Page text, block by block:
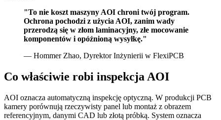
"To nie koszt maszyny AOI chroni twój program.
Ochrona pochodzi z użycia AOI, zanim wady
przerodzą się w złom laminacyjny, złe mocowanie
komponentów i opóźnioną wysyłkę."
— Hommer Zhao, Dyrektor Inżynierii w FlexiPCB
Co właściwie robi inspekcja AOI
AOI oznacza automatyczną inspekcję optyczną. W produkcji PCB
kamery porównują rzeczywisty panel lub montaż z obrazem
referencyjnym, danymi CAD lub złotą próbką. System oznacza